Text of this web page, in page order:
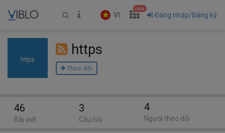
VI
new
Đăng nhập/Đăng ký
https
Theo dõi
46
Bài viết
3
Câu hỏi
4
Người theo dõi